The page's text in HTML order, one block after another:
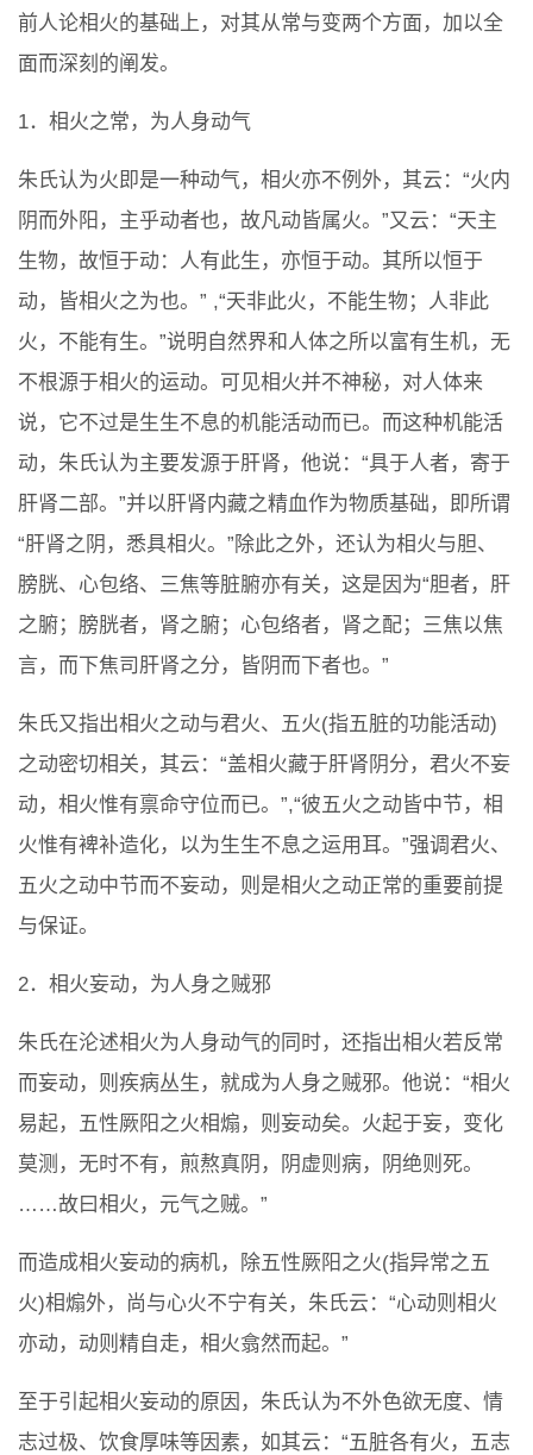
前人论相火的基础上，对其从常与变两个方面，加以全
面而深刻的阐发。
1．相火之常，为人身动气
朱氏认为火即是一种动气，相火亦不例外，其云：“火内
阴而外阳，主乎动者也，故凡动皆属火。”又云：“天主
生物，故恒于动：人有此生，亦恒于动。其所以恒于
动，皆相火之为也。” ,“天非此火，不能生物；人非此
火，不能有生。”说明自然界和人体之所以富有生机，无
不根源于相火的运动。可见相火并不神秘，对人体来
说，它不过是生生不息的机能活动而已。而这种机能活
动，朱氏认为主要发源于肝肾，他说：“具于人者，寄于
肝肾二部。”并以肝肾内藏之精血作为物质基础，即所谓
“肝肾之阴，悉具相火。”除此之外，还认为相火与胆、
膀胱、心包络、三焦等脏腑亦有关，这是因为“胆者，肝
之腑；膀胱者，肾之腑；心包络者，肾之配；三焦以焦
言，而下焦司肝肾之分，皆阴而下者也。”
朱氏又指出相火之动与君火、五火(指五脏的功能活动)
之动密切相关，其云：“盖相火藏于肝肾阴分，君火不妄
动，相火惟有禀命守位而已。”,“彼五火之动皆中节，相
火惟有裨补造化，以为生生不息之运用耳。”强调君火、
五火之动中节而不妄动，则是相火之动正常的重要前提
与保证。
2．相火妄动，为人身之贼邪
朱氏在沦述相火为人身动气的同时，还指出相火若反常
而妄动，则疾病丛生，就成为人身之贼邪。他说：“相火
易起，五性厥阳之火相煽，则妄动矣。火起于妄，变化
莫测，无时不有，煎熬真阴，阴虚则病，阴绝则死。
……故曰相火，元气之贼。”
而造成相火妄动的病机，除五性厥阳之火(指异常之五
火)相煽外，尚与心火不宁有关，朱氏云：“心动则相火
亦动，动则精自走，相火翕然而起。”
至于引起相火妄动的原因，朱氏认为不外色欲无度、情
志过极、饮食厚味等因素，如其云：“五脏各有火，五志